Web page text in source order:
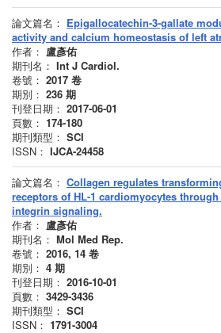
論文篇名： Epigallocatechin-3-gallate
activity and calcium homeostasis of left
作者： 盧彥佑
期刊名： Int J Cardiol.
卷號： 2017 卷
期別： 236 期
刊登日期： 2017-06-01
頁數： 174-180
期刊類型： SCI
ISSN： IJCA-24458
論文篇名： Collagen regulates
receptors of HL-1 cardiomyocytes
integrin signaling.
作者： 盧彥佑
期刊名： Mol Med Rep.
卷號： 2016, 14 卷
期別： 4 期
刊登日期： 2016-10-01
頁數： 3429-3436
期刊類型： SCI
ISSN： 1791-3004